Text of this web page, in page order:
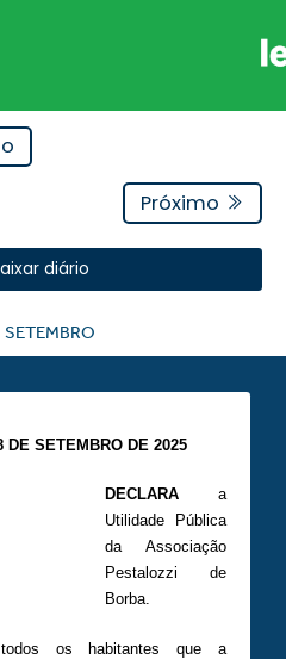
Próximo
diário
SETEMBRO
DE SETEMBRO DE 2025
DECLARA a
Utilidade Pública
da Associação
Pestalozzi de
Borba.
os habitantes que a